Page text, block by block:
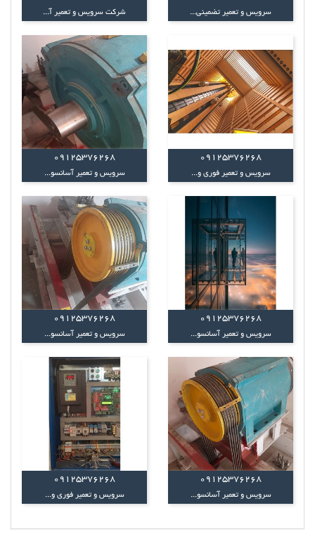
سرویس و تعمیر تضمینی... شرکت سرویس و تعمیر آ...
09125376268
سرویس و تعمیر فوری و...
09125376268
سرویس و تعمیر آسانسو...
09125376268
سرویس و تعمیر آسانسو...
09125376268
سرویس و تعمیر آسانسو...
09125376268
سرویس و تعمیر آسانسو...
09125376268
سرویس و تعمیر فوری و...